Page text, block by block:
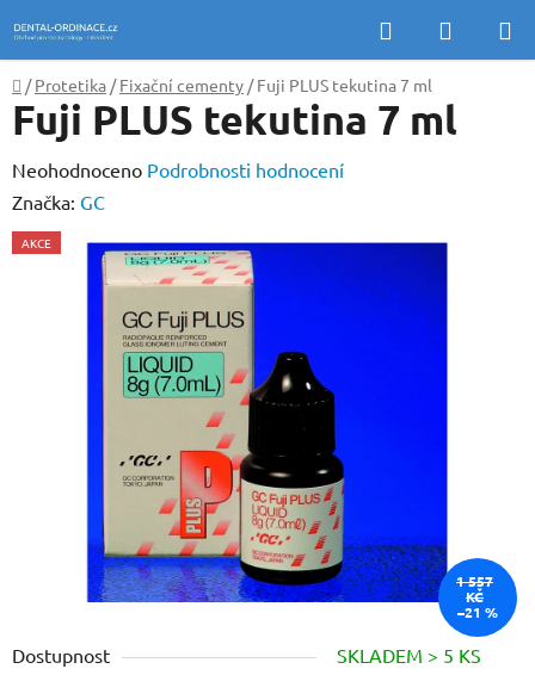
na
obsah
Hledat
KOŠÍK
Domů
/ Protetika / Fixační cementy / Fuji PLUS tekutina 7 ml
Dostupnost
SKLADEM > 5 KS
Fuji PLUS tekutina 7 ml
Průměrné
hodnocení
produktu
Neohodnoceno Podrobnosti hodnocení
Značka: GC
AKCE
1 557
KČ
–21 %